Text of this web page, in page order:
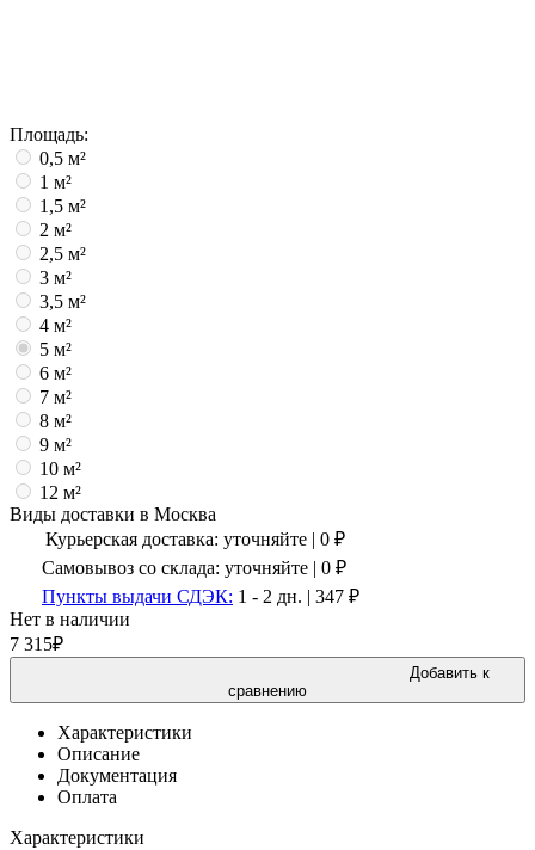
Площадь:
0,5 м²
1 м²
1,5 м²
2 м²
2,5 м²
3 м²
3,5 м²
4 м²
5 м²
6 м²
7 м²
8 м²
9 м²
10 м²
12 м²
Виды доставки в Москва
Курьерская доставка: уточняйте | 0 ₽
Самовывоз со склада: уточняйте | 0 ₽
Пункты выдачи СДЭК: 1 - 2 дн. | 347 ₽
Нет в наличии
7 315₽
Добавить к
сравнению
Характеристики
Описание
Документация
Оплата
Характеристики